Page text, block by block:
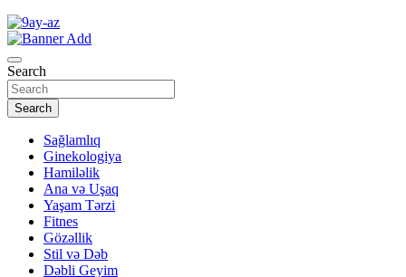
9AY.az
Search
Search
Sağlamlıq
Ginekologiya
Hamiləlik
Ana və Uşaq
Yaşam Tərzi
Fitnes
Gözəllik
Stil və Dəb
Dəbli Geyim